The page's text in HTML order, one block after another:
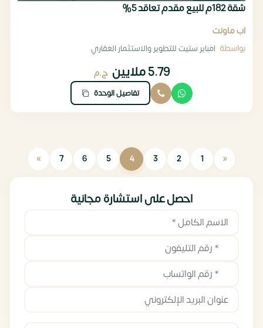
شقة 182م للبيع مقدم تعاقد 5%
اب ماونت
بواسطة امباير ستيت للتطوير والاستثمار العقاري
5.79 ملايين ج.م
تفاصيل الوحدة
«
1
2
3
4
5
6
7
»
احصل على استشارة مجانية